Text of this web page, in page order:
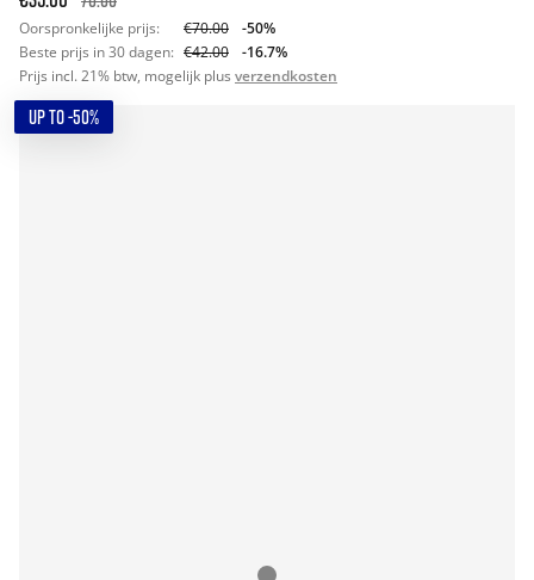
Oorspronkelijke prijs: €70.00
-50%
Beste prijs in 30 dagen: €42.00
-16.7%
Prijs incl. 21% btw, mogelijk plus verzendkosten
UP TO -50%